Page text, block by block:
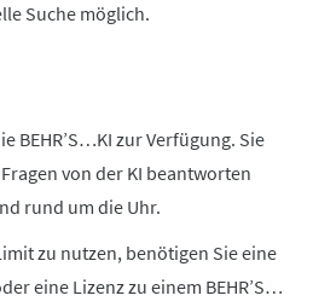
Suche möglich.
BEHR’S…KI zur Verfügung. Sie
von der KI beantworten
rund um die Uhr.
zu nutzen, benötigen Sie eine
eine Lizenz zu einem BEHR’S…